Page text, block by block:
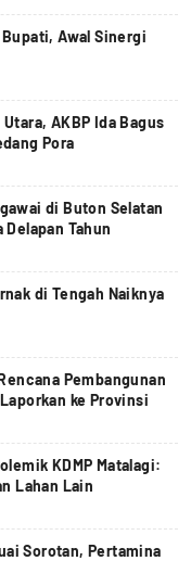
Awal Sinergi
AKBP Ida Bagus
Pora
di Buton Selatan
Tahun
di Tengah Naiknya
Pembangunan
ke Provinsi
KDMP Matalagi:
Lahan Lain
Sorotan, Pertamina